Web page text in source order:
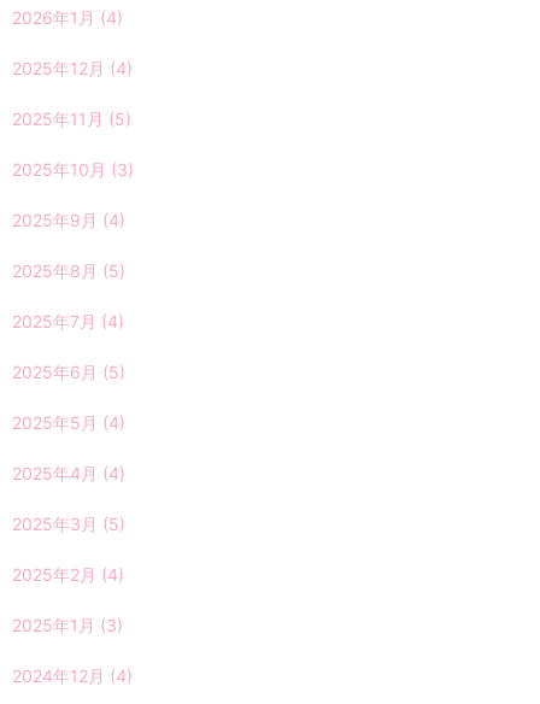
2026年1月 (4)
2025年12月 (4)
2025年11月 (5)
2025年10月 (3)
2025年9月 (4)
2025年8月 (5)
2025年7月 (4)
2025年6月 (5)
2025年5月 (4)
2025年4月 (4)
2025年3月 (5)
2025年2月 (4)
2025年1月 (3)
2024年12月 (4)